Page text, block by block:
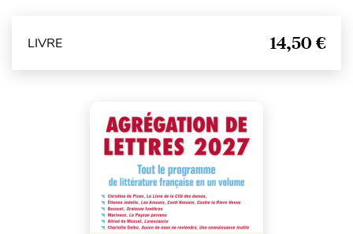
LIVRE 14,50 €